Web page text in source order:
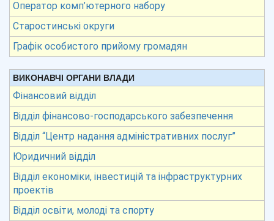
Оператор комп’ютерного набору
Старостинські округи
Графік особистого прийому громадян
ВИКОНАВЧІ ОРГАНИ ВЛАДИ
Фінансовий відділ
Відділ фінансово-господарського забезпечення
Відділ “Центр надання адміністративних послуг”
Юридичний відділ
Відділ економіки, інвестицій та інфраструктурних
проектів
Відділ освіти, молоді та спорту